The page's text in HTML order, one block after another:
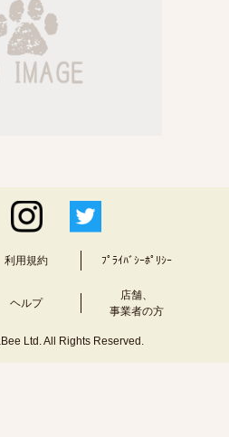
利用規約 ﾌﾟﾗｲﾊﾞｼｰﾎﾟﾘｼｰ
ヘルプ
店舗、
事業者の方
Ltd. All Rights Reserved.